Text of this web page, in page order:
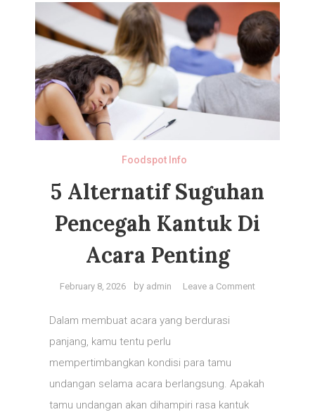
Foodspot Info
5 Alternatif Suguhan
Pencegah Kantuk Di
Acara Penting
February 8, 2026 by admin Leave a Commenton
di
Dalam membuat acara yang berdurasi
panjang, kamu tentu perlu
mempertimbangkan kondisi para tamu
undangan selama acara berlangsung. Apakah
tamu undangan akan dihampiri rasa kantuk